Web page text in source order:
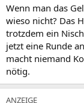
Wenn man das
wieso nicht? Das
trotzdem ein
jetzt eine Runde
macht niemand
nötig.